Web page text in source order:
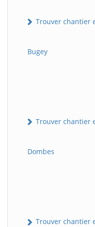
Trouver chantier
Bugey
Trouver chantier
Dombes
Trouver chantier